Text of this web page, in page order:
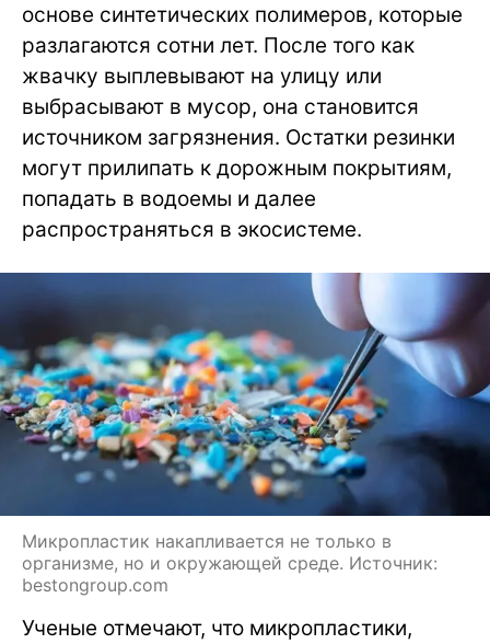
основе синтетических полимеров, которые
разлагаются сотни лет. После того как
жвачку выплевывают на улицу или
выбрасывают в мусор, она становится
источником загрязнения. Остатки резинки
могут прилипать к дорожным покрытиям,
попадать в водоемы и далее
распространяться в экосистеме.
Микропластик накапливается не только в
организме, но и окружающей среде. Источник:
bestongroup.com
Ученые отмечают, что микропластики,